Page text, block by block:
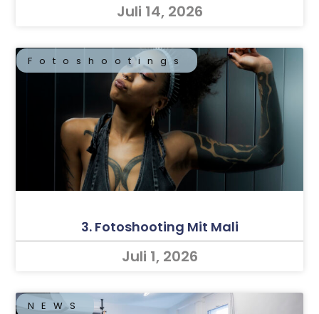
Juli 14, 2026
Fotoshootings
3. Fotoshooting Mit Mali
Juli 1, 2026
NEWS